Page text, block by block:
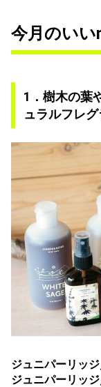
今月のいい
1．樹木の葉
ュラルフレ
ジュニパーリッ
ジュニパーリッ